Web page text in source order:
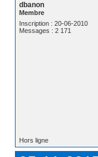
dbanon
Membre
Inscription : 20-06-2010
Messages : 2 171
Hors ligne